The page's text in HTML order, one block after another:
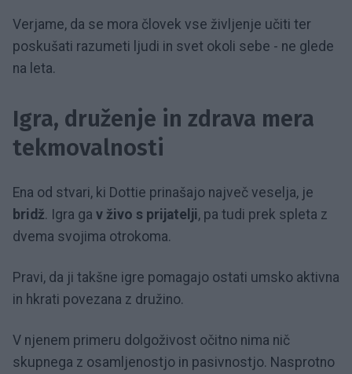
Verjame, da se mora človek vse življenje učiti ter
poskušati razumeti ljudi in svet okoli sebe - ne glede
na leta.
Igra, druženje in zdrava mera
tekmovalnosti
Ena od stvari, ki Dottie prinašajo največ veselja, je
bridž. Igra ga v živo s prijatelji, pa tudi prek spleta z
dvema svojima otrokoma.
Pravi, da ji takšne igre pomagajo ostati umsko aktivna
in hkrati povezana z družino.
V njenem primeru dolgoživost očitno nima nič
skupnega z osamljenostjo in pasivnostjo. Nasprotno